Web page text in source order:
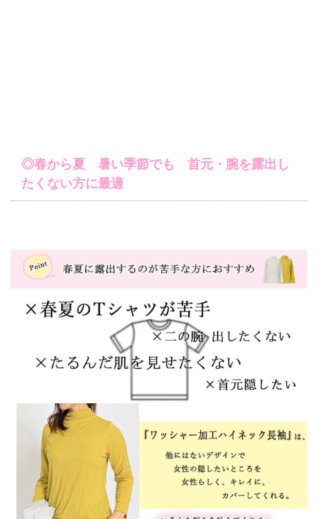
◎春から夏 暑い季節でも 首元・腕を露出し
たくない方に最適